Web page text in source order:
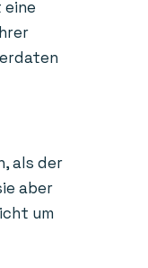
eine
als der
aber
um